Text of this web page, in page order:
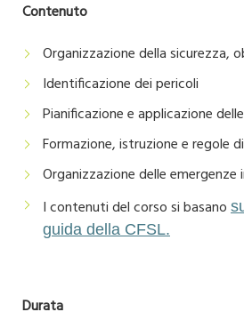
Contenuto
Organizzazione della sicurezza,
Identificazione dei pericoli
Pianificazione e applicazione
Formazione, istruzione e regole
Organizzazione delle emergenze
I contenuti del corso si basano
guida della CFSL.
Durata